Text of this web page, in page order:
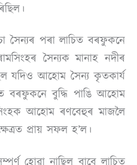
সৈন্যৰ পৰা লাচিত বৰফুকনে
সৈন্যক মানাহ নদীৰ
যদিও আহোম সৈন্য কৃতকার্য
বৰফুকনে বুদ্ধি পাঙি আহোম
আহোম ৰণবেহুৰ মাজলৈ
প্ৰায় সফল হ’ল।
হোৱা নাছিল বাবে লাচিত